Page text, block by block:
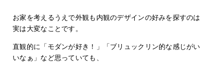
お家を考えるうえで外観も内観のデザインの好みを探すのは
実は大変なことです。
直観的に「モダンが好き！」「ブリュックリン的な感じがい
いなぁ」など思っていても、